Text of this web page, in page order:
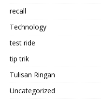
recall
Technology
test ride
tip trik
Tulisan Ringan
Uncategorized